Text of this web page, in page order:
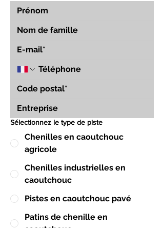
Sélectionnez le type de piste
Chenilles en caoutchouc
agricole
Chenilles industrielles en
caoutchouc
Pistes en caoutchouc pavé
Patins de chenille en